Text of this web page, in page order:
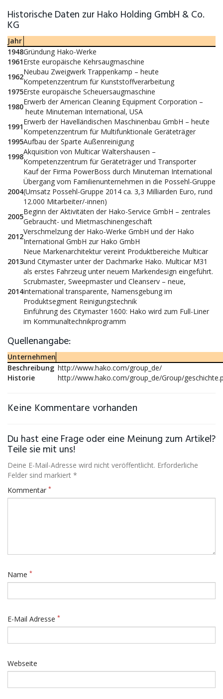
Historische Daten zur Hako Holding GmbH & Co.
KG
Jahr
1948Gründung Hako-Werke
1961Erste europäische Kehrsaugmaschine
1962
Neubau Zweigwerk Trappenkamp – heute
Kompetenzzentrum für Kunststoffverarbeitung
1975Erste europäische Scheuersaugmaschine
1980
Erwerb der American Cleaning Equipment Corporation –
heute Minuteman International, USA
1991
Erwerb der Havelländischen Maschinenbau GmbH – heute
Kompetenzzentrum für Multifunktionale Geräteträger
1995Aufbau der Sparte Außenreinigung
1998
Akquisition von Multicar Waltershausen –
Kompetenzzentrum für Geräteträger und Transporter
Kauf der Firma PowerBoss durch Minuteman International
2004
Übergang vom Familienunternehmen in die Possehl-Gruppe
(Umsatz Possehl-Gruppe 2014 ca. 3,3 Milliarden Euro, rund
12.000 Mitarbeiter/-innen)
2005
Beginn der Aktivitäten der Hako-Service GmbH – zentrales
Gebraucht- und Mietmaschinengeschäft
2012
Verschmelzung der Hako-Werke GmbH und der Hako
International GmbH zur Hako GmbH
2013
Neue Markenarchitektur vereint Produktbereiche Multicar
und Citymaster unter der Dachmarke Hako. Multicar M31
als erstes Fahrzeug unter neuem Markendesign eingeführt.
2014
Scrubmaster, Sweepmaster und Cleanserv – neue,
international transparente, Namensgebung im
Produktsegment Reinigungstechnik
Einführung des Citymaster 1600: Hako wird zum Full-Liner
im Kommunaltechnikprogramm
Quellenangabe:
Unternehmen
Beschreibung http://www.hako.com/group_de/
Historie
http://www.hako.com/group_de/Group/
Keine Kommentare vorhanden
Du hast eine Frage oder eine Meinung zum Artikel?
Teile sie mit uns!
Deine E-Mail-Adresse wird nicht veröffentlicht. Erforderliche
Felder sind markiert *
Kommentar *
Name *
E-Mail Adresse *
Webseite